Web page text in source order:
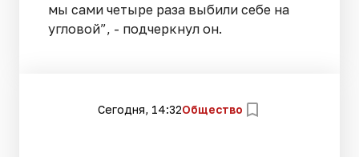
мы сами четыре раза выбили себе на
угловой”, - подчеркнул он.
Сегодня, 14:32Общество